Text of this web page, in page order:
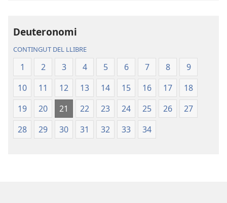
Deuteronomi
CONTINGUT DEL LLIBRE
1 2 3 4 5 6 7 8
9
10
11 12 13 14 15 16 17
18
19
20 21 22 23 24 25 26
27
28
29 30 31 32 33 34